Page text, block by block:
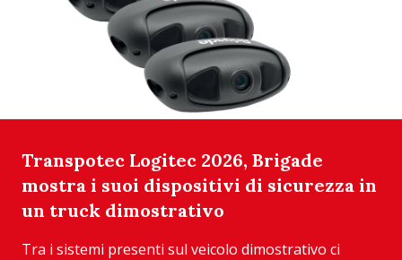
Transpotec Logitec 2026, Brigade
mostra i suoi dispositivi di sicurezza in
un truck dimostrativo
Tra i sistemi presenti sul veicolo dimostrativo ci